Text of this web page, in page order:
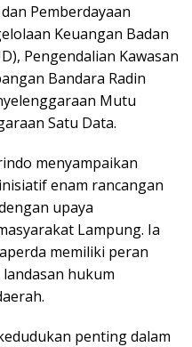
Pemberdayaan
Keuangan Badan
Pengendalian Kawasan
Bandara Radin
Mutu
Satu Data.
menyampaikan
enam rancangan
upaya
Lampung. Ia
memiliki peran
hukum
penting dalam